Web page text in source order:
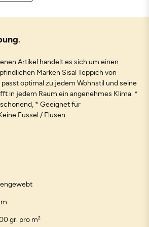
Artikel handelt es sich um einen
Marken Sisal Teppich von
optimal zu jedem Wohnstil und seine
in jedem Raum ein angenehmes Klima. *
* Geeignet für
Fussel / Flusen
gr. pro m²